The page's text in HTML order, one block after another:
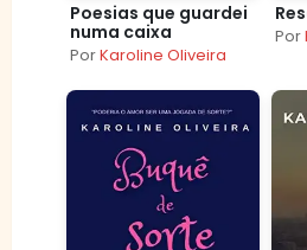
Poesias que guardei
numa caixa
PorKaroline Oliveira
Por